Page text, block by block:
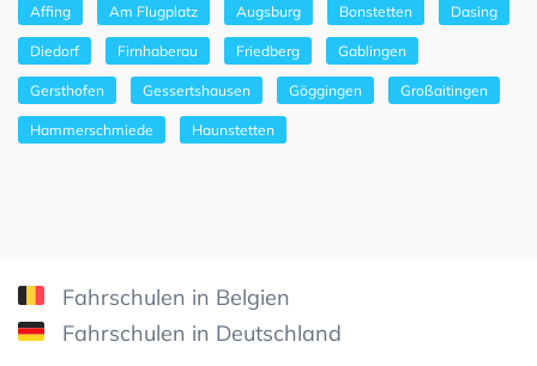
Affing Am Flugplatz Augsburg Bonstetten Dasing
Diedorf Firnhaberau Friedberg Gablingen
Gersthofen Gessertshausen Göggingen Großaitingen
Hammerschmiede Haunstetten
Fahrschulen in Belgien
Fahrschulen in Deutschland